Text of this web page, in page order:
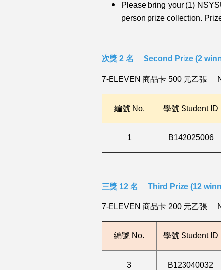
Please bring your (1)
person prize collection.
次獎 2 名 Second Prize (2
7-ELEVEN 商品卡 500 元乙張
編號 No. 學號 Student ID
1 B142025006
三獎 12 名 Third Prize (12
7-ELEVEN 商品卡 200 元乙張
編號 No. 學號 Student ID
3 B123040032